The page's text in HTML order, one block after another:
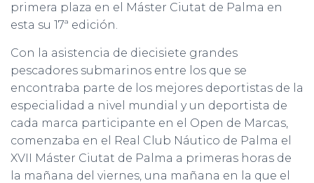
primera plaza en el Máster Ciutat de Palma en
esta su 17ª edición.
Con la asistencia de diecisiete grandes
pescadores submarinos entre los que se
encontraba parte de los mejores deportistas de la
especialidad a nivel mundial y un deportista de
cada marca participante en el Open de Marcas,
comenzaba en el Real Club Náutico de Palma el
XVII Máster Ciutat de Palma a primeras horas de
la mañana del viernes, una mañana en la que el